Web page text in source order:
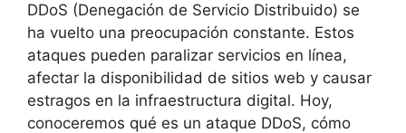
DDoS (Denegación de Servicio Distribuido) se
ha vuelto una preocupación constante. Estos
ataques pueden paralizar servicios en línea,
afectar la disponibilidad de sitios web y causar
estragos en la infraestructura digital. Hoy,
conoceremos qué es un ataque DDoS, cómo